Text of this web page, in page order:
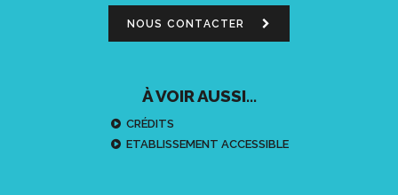
NOUS CONTACTER
À VOIR AUSSI...
CRÉDITS
ETABLISSEMENT ACCESSIBLE